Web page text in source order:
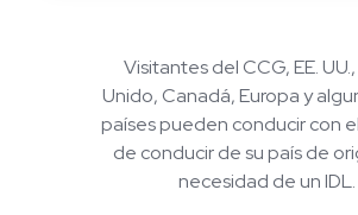
Visitantes del CCG, EE.
Unido, Canadá, Europa y
países pueden conducir con
de conducir de su país de
necesidad de un IDL.